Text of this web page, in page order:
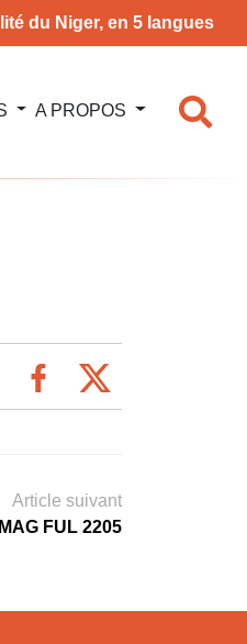
du Niger, en 5 langues
A PROPOS
Article suivant
MAG FUL 2205